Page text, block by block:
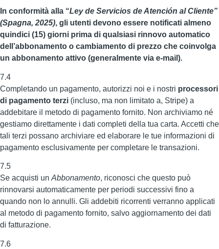
In conformità alla “Ley de Servicios de Atención al Cliente”
(Spagna, 2025), gli utenti devono essere notificati almeno
quindici (15) giorni prima di qualsiasi rinnovo automatico
dell’abbonamento o cambiamento di prezzo che coinvolga
un abbonamento attivo (generalmente via e-mail).
7.4
Completando un pagamento, autorizzi noi e i nostri processori
di pagamento terzi (incluso, ma non limitato a, Stripe) a
addebitare il metodo di pagamento fornito. Non archiviamo né
gestiamo direttamente i dati completi della tua carta. Accetti che
tali terzi possano archiviare ed elaborare le tue informazioni di
pagamento esclusivamente per completare le transazioni.
7.5
Se acquisti un Abbonamento, riconosci che questo può
rinnovarsi automaticamente per periodi successivi fino a
quando non lo annulli. Gli addebiti ricorrenti verranno applicati
al metodo di pagamento fornito, salvo aggiornamento dei dati
di fatturazione.
7.6